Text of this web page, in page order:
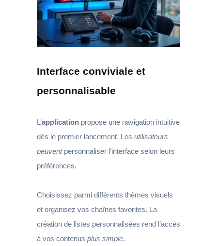
Interface conviviale et
personnalisable
L’applicationpropose une navigation intuitive
dès le premier lancement. Les utilisateurs
peuventpersonnaliser l’interface selon leurs
préférences.
Choisissez parmi différents thèmes visuels
et organisez vos chaînes favorites. La
création de listes personnalisées rend l’accès
à vos contenus plus simple.